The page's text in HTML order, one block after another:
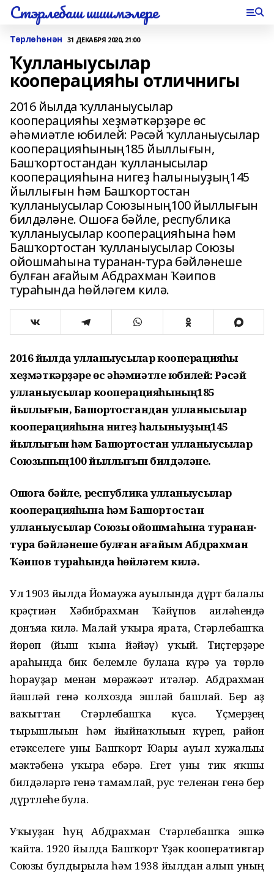
Стэрлебаш шишмэлере
Төрлөһөнән 31 ДЕКАБРЯ 2020, 21:00
Ҡулланыусылар
кооперацияһы отличнигы
2016 йылда ҡулланыусылар
кооперацияһы хеҙмәткәрҙәре өс
әһәмиәтле юбилей: Рәсәй ҡулланыусылар
кооперацияһының185 йыллығын,
Башҡортостандан ҡулланысылар
кооперацияһына нигеҙ һалыныуҙың145
йыллығын һәм Башҡортостан
ҡулланыусылар Союзының100 йыллығын
билдәләне. Ошоға бәйле, республика
ҡулланыусылар кооперацияһына һәм
Башҡортостан ҡулланыусылар Союзы
ойошмаһына туранан-тура бәйләнеше
булған ағайым Абдрахман Ҡәипов
тураһында һөйләгем килә.
2016 йылдаулланыусылар кооперацияһы
хеҙмәткәрҙәреөсәһәмиәтле юбилей: Рәсәй
улланыусылар кооперацияһының185
йыллығын, Башортостанданулланысылар
кооперацияһына нигеҙһалыныуҙың145
йыллығынһәм Башортостанулланыусылар
Союзының100 йыллығын билдәләне.
Ошоға бәйле, республикаулланыусылар
кооперацияһынаһәм Башортостан
улланыусылар Союзы ойошмаһына туранан-
тура бәйләнеше булған ағайым Абдрахман
Ҡәипов тураһындаһөйләгем килә.
Ул 1903 йылда Йомағужа ауылында дүрт балалы
крәҫтиән Хәбибрахман Ҡәйүпов ғаиләһендә
донъяға килә. Малай уҡырға ярата, Стәрлебашҡа
йөрөп (йыш ҡына йәйәү) уҡый. Тиҫтерҙәре
араһында бик белемле булғанға күрә уға төрлө
һорауҙар менән мөрәжәғәт итәләр. Абдрахман
йәшләй генә колхозда эшләй башлай. Бер аҙ
ваҡыттан Стәрлебашҡа күсә. Үҫмерҙең
тырышлығын һәм йыйнаҡлығын күреп, район
етәкселеге уны Башҡорт Юғары ауыл хужалығы
мәктәбенә уҡырға ебәрә. Егет уны тик яҡшы
билдәләргә генә тамамлай, рус теленән генә бер
дүртлеһе була.
Уҡыуҙан һуң Абдрахман Стәрлебашҡа эшкә
ҡайта. 1920 йылда Башҡорт Үҙәк кооперативтар
Союзы булдырыла һәм 1938 йылдан алып уның